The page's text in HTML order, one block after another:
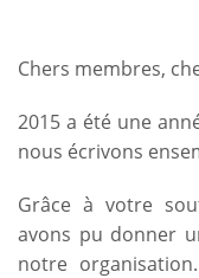
Chers membres,
2015 a été une
nous écrivons
Grâce à votre
avons pu donner
notre